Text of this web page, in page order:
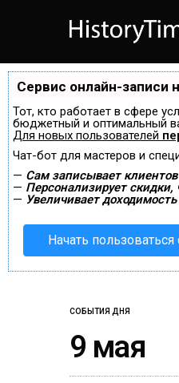
Сервис онлайн-записи
Тот, кто работает в сфере
бюджетный и оптимальный
Для новых пользователей
Чат-бот для мастеров и
— Сам записывает
— Персонализирует
— Увеличивает
Начать
СОБЫТИЯ ДНЯ
9 мая